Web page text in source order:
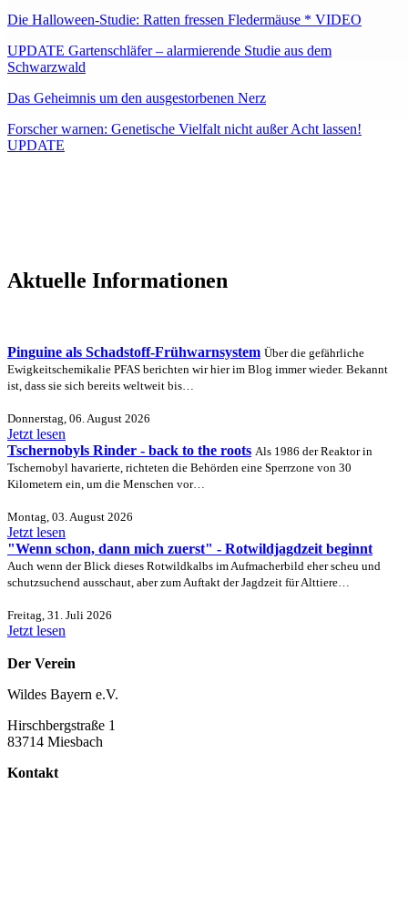
Die Halloween-Studie: Ratten fressen Fledermäuse * VIDEO
UPDATE Gartenschläfer – alarmierende Studie aus dem
Schwarzwald
Das Geheimnis um den ausgestorbenen Nerz
Forscher warnen: Genetische Vielfalt nicht außer Acht lassen!
UPDATE
Aktuelle Informationen
Pinguine als Schadstoff-Frühwarnsystem Über die gefährliche
Ewigkeitschemikalie PFAS berichten wir hier im Blog immer wieder. Bekannt
ist, dass sie sich bereits weltweit bis…
Donnerstag, 06. August 2026
Jetzt lesen
Tschernobyls Rinder - back to the roots Als 1986 der Reaktor in
Tschernobyl havarierte, richteten die Behörden eine Sperrzone von 30
Kilometern ein, um die Menschen vor…
Montag, 03. August 2026
Jetzt lesen
"Wenn schon, dann mich zuerst" - Rotwildjagdzeit beginnt
Auch wenn der Blick dieses Rotwildkalbs im Aufmacherbild eher scheu und
schutzsuchend ausschaut, aber zum Auftakt der Jagdzeit für Alttiere…
Freitag, 31. Juli 2026
Jetzt lesen
Der Verein
Wildes Bayern e.V.
Hirschbergstraße 1
83714 Miesbach
Kontakt